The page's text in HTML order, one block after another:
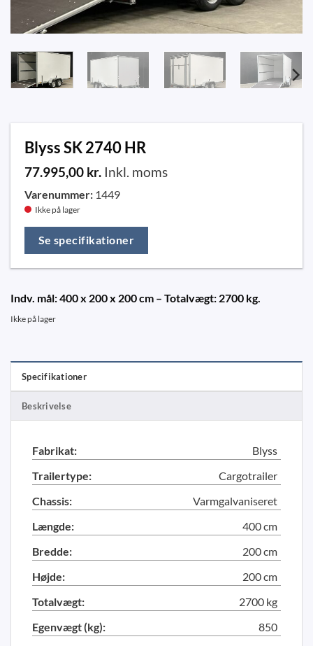
Blyss SK 2740 HR
77.995,00 kr. Inkl. moms
Varenummer: 1449
Ikke på lager
Se specifikationer
Indv. mål: 400 x 200 x 200 cm – Totalvægt: 2700 kg.
Ikke på lager
Specifikationer
Beskrivelse
Fabrikat:
Blyss
Trailertype:
Cargotrailer
Chassis:
Varmgalvaniseret
Længde:
400 cm
Bredde:
200 cm
Højde:
200 cm
Totalvægt:
2700 kg
Egenvægt (kg):
850